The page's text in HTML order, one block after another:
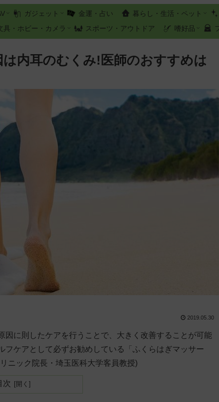
ガジェット 金運・占い 暮らし・生活・ペット
具・ホビー・カメラ スポーツ・アウトドア 嗜好品
は内耳のむくみ!医師のおすすめは
2019.05.30
に則したケアを行うことで、大きく改善することが可能
ケアとして必ずお勧めしている「ふくらはぎマッサー
ニック院長・埼玉医科大学客員教授)
次